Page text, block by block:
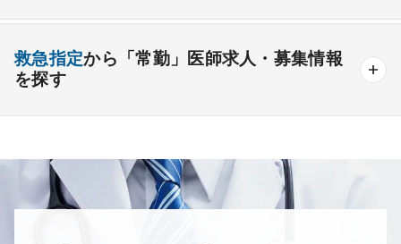
心療内科 泌尿器科 眼科 耳鼻咽喉科
皮膚科
放射線科 救命救急科 病理科 その他
後期研修可能 週4日の勤務可能
オンコールなしの勤務可能 セカンドキャリア歓迎
検査
救急指定から「常勤」医師求人・募集情報
を探す